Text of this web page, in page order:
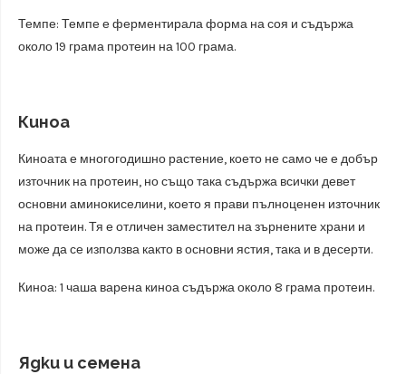
Темпе: Темпе е ферментирала форма на соя и съдържа
около 19 грама протеин на 100 грама.
Киноа
Киноата е многогодишно растение, което не само че е добър
източник на протеин, но също така съдържа всички девет
основни аминокиселини, което я прави пълноценен източник
на протеин. Тя е отличен заместител на зърнените храни и
може да се използва както в основни ястия, така и в десерти.
Киноа: 1 чаша варена киноа съдържа около 8 грама протеин.
Ядки и семена